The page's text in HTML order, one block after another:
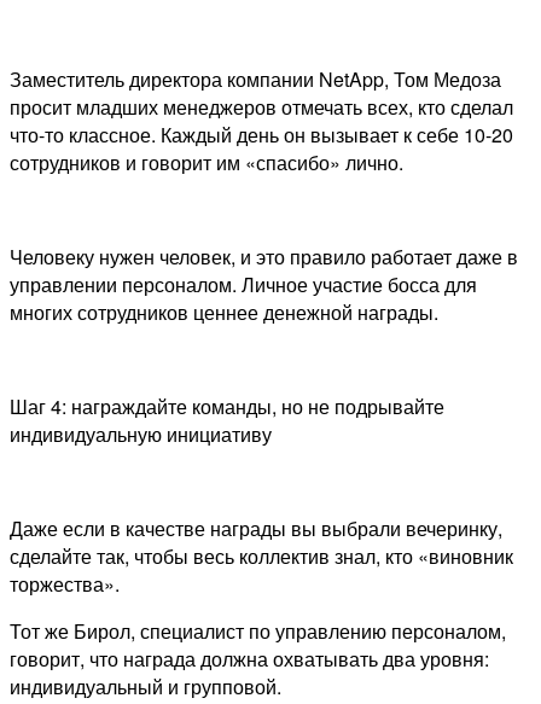
Заместитель директора компании NetApp, Том Медоза
просит младших менеджеров отмечать всех, кто сделал
что-то классное. Каждый день он вызывает к себе 10-20
сотрудников и говорит им «спасибо» лично.
Человеку нужен человек, и это правило работает даже в
управлении персоналом. Личное участие босса для
многих сотрудников ценнее денежной награды.
Шаг 4: награждайте команды, но не подрывайте
индивидуальную инициативу
Даже если в качестве награды вы выбрали вечеринку,
сделайте так, чтобы весь коллектив знал, кто «виновник
торжества».
Тот же Бирол, специалист по управлению персоналом,
говорит, что награда должна охватывать два уровня:
индивидуальный и групповой.